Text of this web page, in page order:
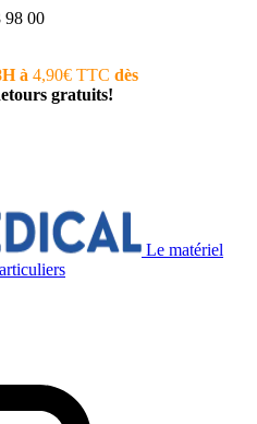
98 00
à 4,90€ TTC dès
gratuits!
Le matériel